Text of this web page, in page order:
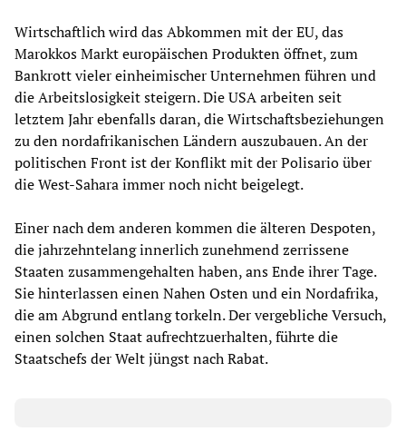
Wirtschaftlich wird das Abkommen mit der EU, das
Marokkos Markt europäischen Produkten öffnet, zum
Bankrott vieler einheimischer Unternehmen führen und
die Arbeitslosigkeit steigern. Die USA arbeiten seit
letztem Jahr ebenfalls daran, die Wirtschaftsbeziehungen
zu den nordafrikanischen Ländern auszubauen. An der
politischen Front ist der Konflikt mit der Polisario über
die West-Sahara immer noch nicht beigelegt.
Einer nach dem anderen kommen die älteren Despoten,
die jahrzehntelang innerlich zunehmend zerrissene
Staaten zusammengehalten haben, ans Ende ihrer Tage.
Sie hinterlassen einen Nahen Osten und ein Nordafrika,
die am Abgrund entlang torkeln. Der vergebliche Versuch,
einen solchen Staat aufrechtzuerhalten, führte die
Staatschefs der Welt jüngst nach Rabat.